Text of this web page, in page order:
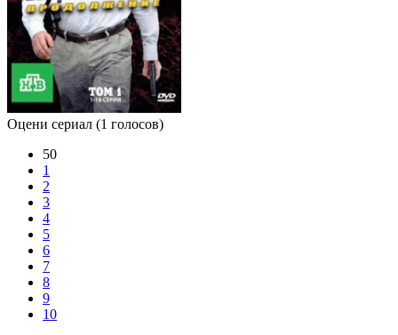
Оцени сериал (1 голосов)
50
1
2
3
4
5
6
7
8
9
10